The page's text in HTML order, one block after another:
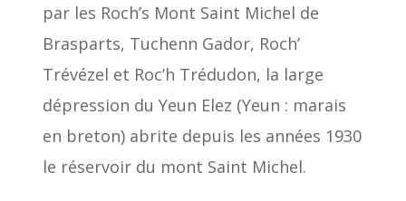
par les Roch’s Mont Saint Michel de
Brasparts, Tuchenn Gador, Roch’
Trévézel et Roc’h Trédudon, la large
dépression du Yeun Elez (Yeun : marais
en breton) abrite depuis les années 1930
le réservoir du mont Saint Michel.